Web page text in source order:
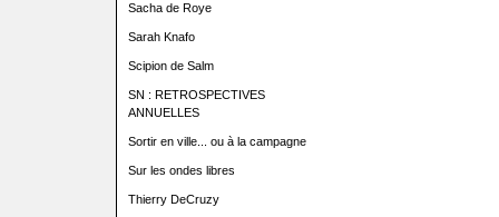
Sacha de Roye
Sarah Knafo
Scipion de Salm
SN : RETROSPECTIVES
ANNUELLES
Sortir en ville... ou à la campagne
Sur les ondes libres
Thierry DeCruzy